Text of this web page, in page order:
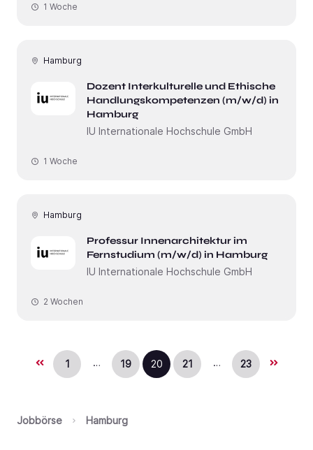
1 Woche
Hamburg
Dozent Interkulturelle und Ethische
Handlungskompetenzen (m/w/d) in
Hamburg
IU Internationale Hochschule GmbH
1 Woche
Hamburg
Professur Innenarchitektur im
Fernstudium (m/w/d) in Hamburg
IU Internationale Hochschule GmbH
2 Wochen
1 … 19 20 21 … 23
Jobbörse Hamburg